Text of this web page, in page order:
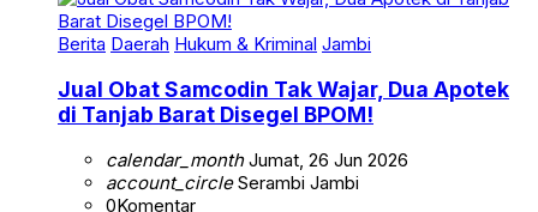
Berita Daerah Hukum & Kriminal
di Tanjab Barat Disegel BPOM!
account_circleSerambi Jambi
0Komentar